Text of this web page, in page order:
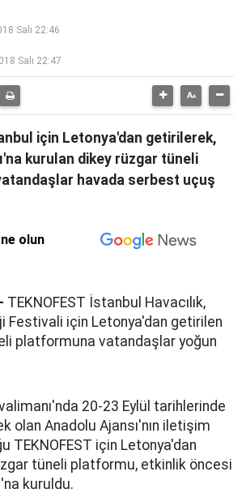
Salı 22:46
Salı 22:47
için Letonya'dan getirilerek,
kurulan dikey rüzgar tüneli
havada serbest uçuş
olun
TEKNOFEST İstanbul Havacılık,
Festivali için Letonya'dan getirilen
platformuna vatandaşlar yoğun
20-23 Eylül tarihlerinde
olan Anadolu Ajansı'nın iletişim
TEKNOFEST için Letonya'dan
tüneli platformu, etkinlik öncesi
kuruldu.